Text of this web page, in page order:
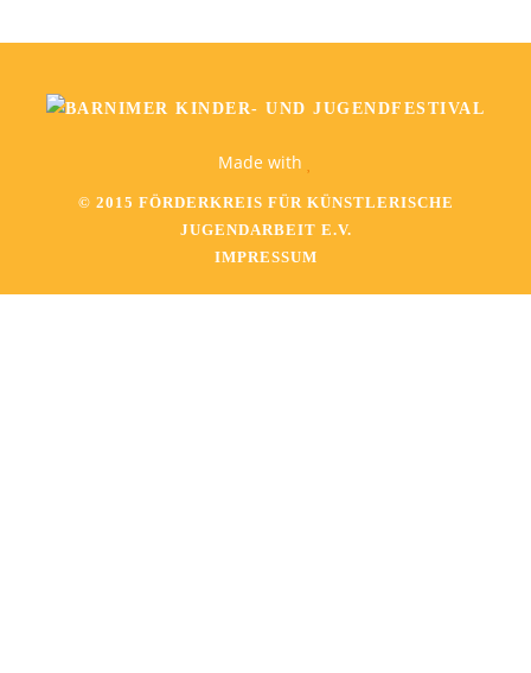
Made with
© 2015 FÖRDERKREIS FÜR KÜNSTLERISCHE
JUGENDARBEIT E.V.
IMPRESSUM